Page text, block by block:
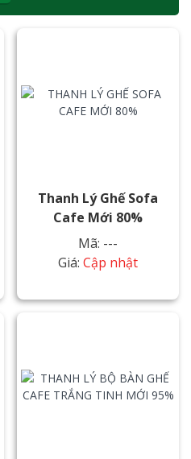
Thanh Lý Ghế Sofa
Cafe Mới 80%
Mã: ---
Giá: Cập nhật